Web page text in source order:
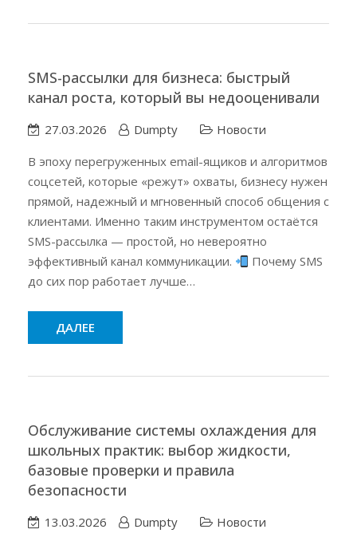
SMS-рассылки для бизнеса: быстрый
канал роста, который вы недооценивали
27.03.2026 Dumpty
Новости
В эпоху перегруженных email-ящиков и алгоритмов
соцсетей, которые «режут» охваты, бизнесу нужен
прямой, надежный и мгновенный способ общения с
клиентами. Именно таким инструментом остаётся
SMS-рассылка — простой, но невероятно
эффективный канал коммуникации.
Почему SMS
до сих пор работает лучше…
ДАЛЕЕ
Обслуживание системы охлаждения для
школьных практик: выбор жидкости,
базовые проверки и правила
безопасности
13.03.2026 Dumpty
Новости